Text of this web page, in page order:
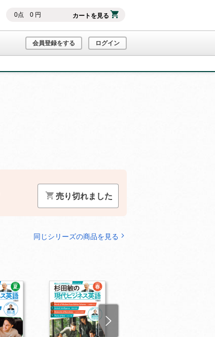
0点 0円 カートを見る
会員登録をする ログイン
売り切れました
同じシリーズの商品を見る